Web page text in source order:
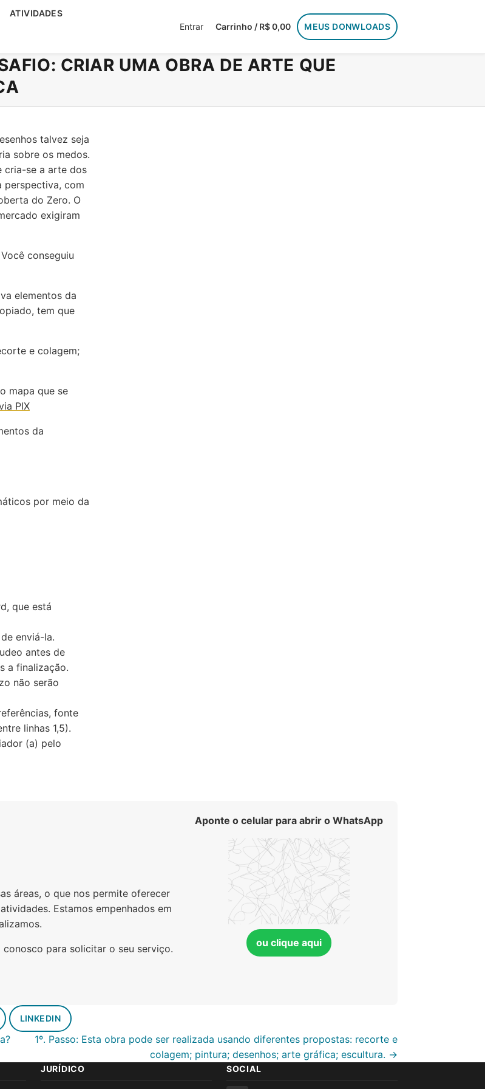
ATIVIDADES
Entrar Carrinho / R$ 0,00 MEUS DONWLOADS
CRIAR UMA OBRA DE ARTE QUE
talvez seja
sobre os medos.
cria-se a arte dos
perspectiva, com
do Zero. O
exigiram
conseguiu
elementos da
tem que
e colagem;
mapa que se
PIX
da
por meio da
que está
enviá-la.
antes de
a finalização.
não serão
fonte
linhas 1,5).
(a) pelo
áreas, o que nos permite oferecer
Estamos empenhados em
para solicitar o seu serviço.
Aponte o celular para abrir o WhatsApp
ou clique aqui
LINKEDIN
1º. Passo: Esta obra pode ser realizada usando diferentes propostas: recorte e
colagem; pintura; desenhos; arte gráfica; escultura. →
JURÍDICO SOCIAL